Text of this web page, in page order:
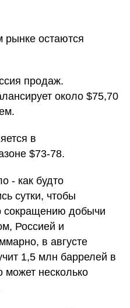
рынке остаются
продаж.
около $75,70
в
$73-78.
- как будто
сутки, чтобы
сокращению добычи
Россией и
в августе
1,5 млн баррелей в
может несколько